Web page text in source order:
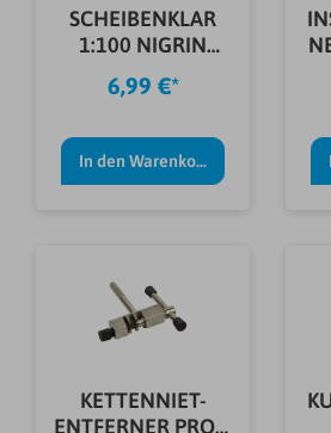
SCHEIBENKLAR
1:100 NIGRIN
250ML
6,99 €*
In den Warenkorb
KETTENNIET-
ENTFERNER PROFI